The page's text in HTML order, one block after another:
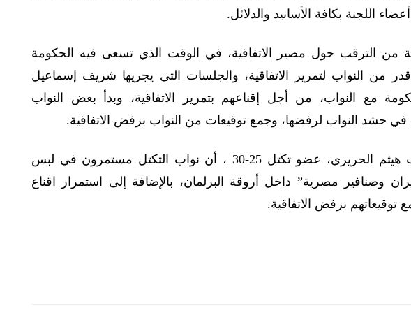
اللجنة بكافة الأسانيد والدلائل.
من الترقب حول مصير الاتفاقية، في الوقت الذي تسعى فيه الحكومة
من النواب لتمرير الاتفاقية، والجلسات التي يجريها شريف إسماعيل
مع النواب، من أجل إقناعهم بتمرير الاتفاقية، وبدأ بعض النواب
في حشد النواب لرفضها، وجمع توقيعات من النواب برفض الاتفاقية.
وأكد النائب هيثم الحريري، عضو تكتل 25-30 ، أن نواب التكتل مستمرون في لبس
وصنافير مصرية” داخل أروقة البرلمان، بالإضافة إلى استمرار اقناع
توقيعاتهم برفض الاتفاقية.